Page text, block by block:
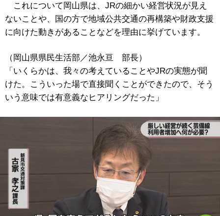
これについて岡山県は、JRの細かい経営状況が見え
ないことや、国の方で地域公共交通の再構築や財政支援
に向けた動きがあることなどを理由に挙げています。
（岡山県県民生活部／池永亘 部長）
「いくらかは、我々の考えていることやJRの実態が聞
けた。こういった場で直接聞くことができたので、そう
いう意味では有意義なヒアリングだった」